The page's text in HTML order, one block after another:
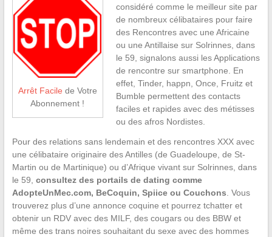
Arrêt Facile de Votre
Abonnement !
considéré comme le meilleur site par
de nombreux célibataires pour faire
des Rencontres avec une Africaine
ou une Antillaise sur Solrinnes, dans
le 59, signalons aussi les Applications
de rencontre sur smartphone. En
effet, Tinder, happn, Once, Fruitz et
Bumble permettent des contacts
faciles et rapides avec des métisses
ou des afros Nordistes.
Pour des relations sans lendemain et des rencontres XXX avec
une célibataire originaire des Antilles (de Guadeloupe, de St-
Martin ou de Martinique) ou d’Afrique vivant sur Solrinnes, dans
le 59, consultez des portails de dating comme
AdopteUnMec.com, BeCoquin, Spiice ou Couchons. Vous
trouverez plus d’une annonce coquine et pourrez tchatter et
obtenir un RDV avec des MILF, des cougars ou des BBW et
même des trans noires souhaitant du sexe avec des hommes